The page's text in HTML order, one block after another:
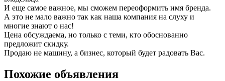
И еще самое важное, мы сможем переоформить имя бренда.
А это не мало важно так как наша компания на слуху и
многие знают о нас!
Цена обсуждаема, но только с теми, кто обоснованно
предложит скидку.
Продаю не машину, а бизнес, который будет радовать Вас.
Похожие объявления